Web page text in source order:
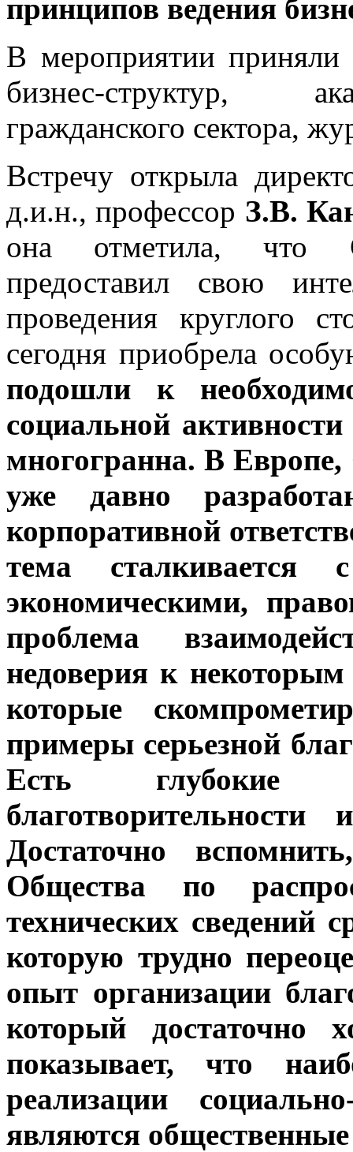
принципов ведения
В мероприятии приняли
бизнес-структур,
гражданского сектора,
Встречу открыла
д.и.н., профессор З.В.
она отметила, что
предоставил свою
проведения круглого
сегодня приобрела
подошли к
социальной
многогранна. В
уже давно
корпоративной
тема сталкивается
экономическими,
проблема
недоверия к
которые
примеры серьезной
Есть
Достаточно
Общества по
технических сведений
которую трудно
опыт организации
который
показывает, что
реализации
являются